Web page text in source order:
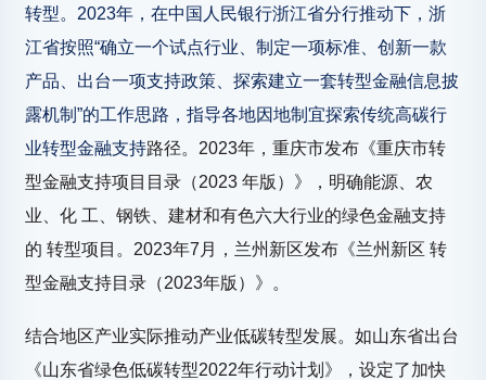
转型。2023年，在中国人民银行浙江省分行推动下，浙
江省按照“确立一个试点行业、制定一项标准、创新一款
产品、出台一项支持政策、探索建立一套转型金融信息披
露机制”的工作思路，指导各地因地制宜探索传统高碳行
业转型金融支持路径。2023年，重庆市发布《重庆市转
型金融支持项目目录（2023 年版）》，明确能源、农
业、化 工、钢铁、建材和有色六大行业的绿色金融支持
的 转型项目。2023年7月，兰州新区发布《兰州新区 转
型金融支持目录（2023年版）》。
结合地区产业实际推动产业低碳转型发展。如山东省出台
《山东省绿色低碳转型2022年行动计划》，设定了加快